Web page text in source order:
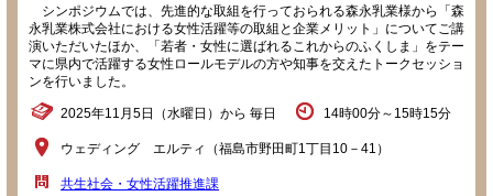
シンポジウムでは、先進的な取組を行っておられる森永乳業様から「森
永乳業株式会社における女性活躍等の取組と企業メリット」についてご講
演いただいたほか、「若者・女性に選ばれるこれからのふくしま」をテー
マに県内で活躍する女性ロールモデルの方や知事を交えたトークセッショ
ンを行いました。
2025年11月5日（水曜日）から 毎日 14時00分～15時15分
ウェディング エルティ（福島市野田町1丁目10－41）
共生社会・女性活躍推進課